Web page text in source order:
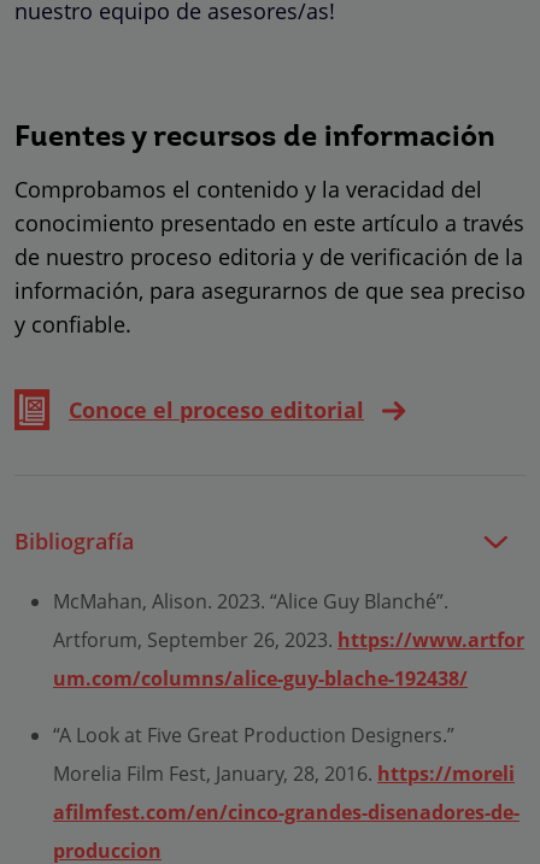
nuestro equipo de asesores/as!
Fuentes y recursos de información
Comprobamos el contenido y la veracidad del
conocimiento presentado en este artículo a través
de nuestro proceso editoria y de verificación de la
información, para asegurarnos de que sea preciso
y confiable.
Conoce el proceso editorial
Bibliografía
McMahan, Alison. 2023. “Alice Guy Blanché”.
Artforum, September 26, 2023. https://www.artfor
um.com/columns/alice-guy-blache-192438/
“A Look at Five Great Production Designers.”
Morelia Film Fest, January, 28, 2016. https://moreli
afilmfest.com/en/cinco-grandes-disenadores-de-
produccion